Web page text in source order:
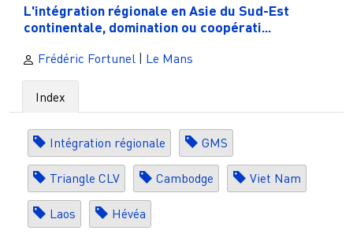
L'intégration régionale en Asie du Sud-Est
continentale, domination ou coopérati...
Frédéric Fortunel | Le Mans
Index
Intégration régionale GMS
Triangle CLV Cambodge Viet Nam
Laos Hévéa